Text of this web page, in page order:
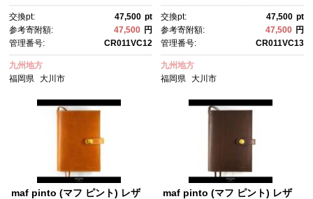
交換pt: 47,500 pt
参考寄附額:
47,500 円
管理番号:
CR011VC12
九州地方
福岡県
大川市
交換pt: 47,500 pt
参考寄附額:
47,500 円
管理番号:
CR011VC13
九州地方
福岡県 大川市
maf pinto (マフ ピント) レザ
maf pinto (マフ ピント) レザ